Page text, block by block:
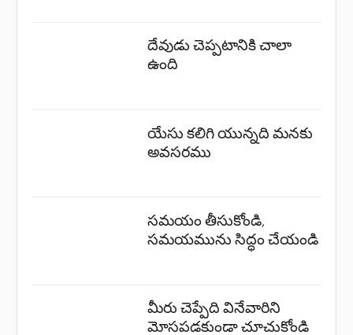
దేవుడు చెప్పటానికి చాలా
ఉంది
యేసు కలిగి యున్నది మనకు
అవసరము
సమయం తీసుకోండి,
సమయమును సిద్ధం చేయండి
మీరు చెప్పేది వినేవారిని
మోసపడకుండా చూచుకోండి